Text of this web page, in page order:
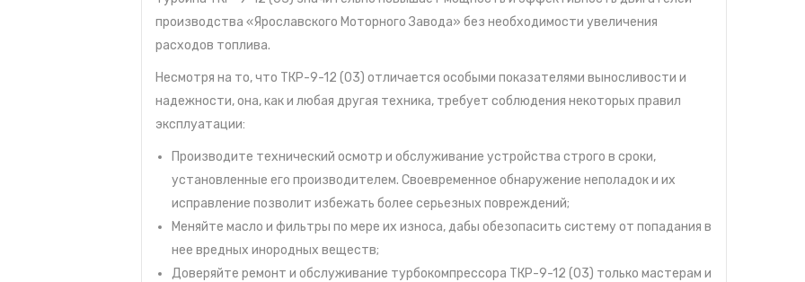
производства «Ярославского Моторного Завода» без необходимости увеличения
расходов топлива.
Несмотря на то, что ТКР-9-12 (03) отличается особыми показателями выносливости и
надежности, она, как и любая другая техника, требует соблюдения некоторых правил
эксплуатации:
Производите технический осмотр и обслуживание устройства строго в сроки,
установленные его производителем. Своевременное обнаружение неполадок и их
исправление позволит избежать более серьезных повреждений;
Меняйте масло и фильтры по мере их износа, дабы обезопасить систему от попадания в
нее вредных инородных веществ;
Доверяйте ремонт и обслуживание турбокомпрессора ТКР-9-12 (03) только мастерам и